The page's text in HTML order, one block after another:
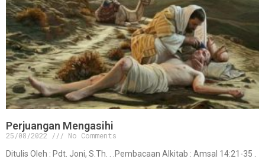
Perjuangan Mengasihi
25/08/2022
No Comments
Ditulis Oleh : Pdt. Joni, S.Th. . .Pembacaan Alkitab : Amsal 14:21-35 .